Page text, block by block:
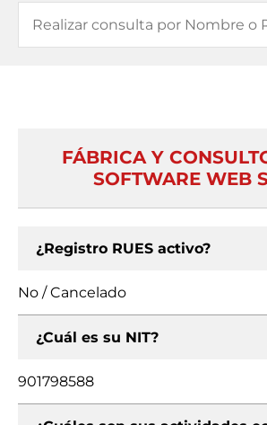
FÁBRICA Y
SOFTWARE WEB
¿Registro RUES activo?
No / Cancelado
¿Cuál es su NIT?
901798588